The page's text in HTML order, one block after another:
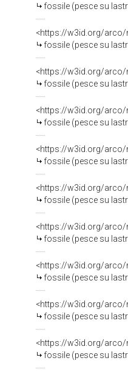
fossile (pesce su
<https://w3id.org/arco/
fossile (pesce su
<https://w3id.org/arco/
fossile (pesce su
<https://w3id.org/arco/
fossile (pesce su
<https://w3id.org/arco/
fossile (pesce su
<https://w3id.org/arco/
fossile (pesce su
<https://w3id.org/arco/
fossile (pesce su
<https://w3id.org/arco/
fossile (pesce su
<https://w3id.org/arco/
fossile (pesce su
<https://w3id.org/arco/
fossile (pesce su